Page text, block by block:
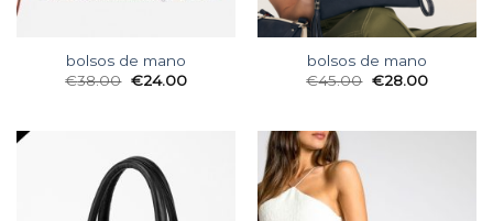
bolsos de mano
€38.00 €24.00
bolsos de mano
€45.00 €28.00